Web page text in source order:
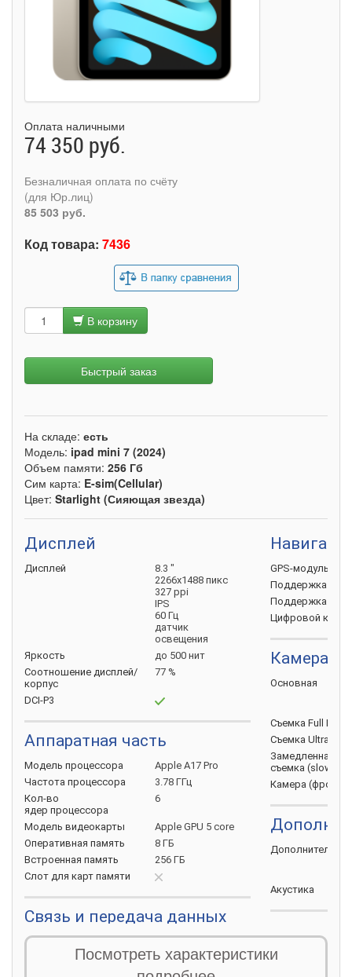
Оплата наличными
74 350 руб.
Безналичная оплата по счёту
(для Юр.лиц)
85 503 руб.
Код товара: 7436
В корзину
Быстрый заказ
На складе: есть
Модель: ipad mini 7 (2024)
Объем памяти: 256 Гб
Сим карта: E-sim(Cellular)
Цвет: Starlight (Сияющая звезда)
Дисплей
Дисплей
8.3 "
2266х1488 пикс
327 ppi
IPS
60 Гц
датчик
освещения
Яркость
до 500 нит
Соотношение дисплей/
корпус
77 %
DCI-P3
Аппаратная часть
Модель процессора
Apple A17 Pro
Частота процессора
3.78 ГГц
Кол-во
ядер процессора
6
Модель видеокарты
Apple GPU 5 core
Оперативная память
8 ГБ
Встроенная память
256 ГБ
Слот для карт памяти
Связь и передача данных
SIM-карта
e-SIM
связи
5G
Wi-Fi 6E (802.11ax)
GPS-модуль
Поддержка
Поддержка
Цифровой
Камера
Основная
Съемка Full HD
Съемка Ultra HD
Замедленная
съемка (slow-
Камера
Дополнительно
Акустика
Емкость
Посмотреть характеристики